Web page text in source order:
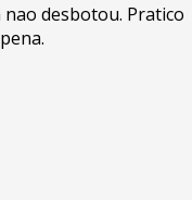
desbotou. Pratico